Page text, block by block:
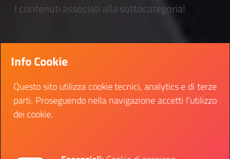
I contenuti associati alla sottocategoria!
Info Cookie
Questo sito utilizza cookie tecnici, analytics e di terze
parti. Proseguendo nella navigazione accetti l’utilizzo
dei cookie.